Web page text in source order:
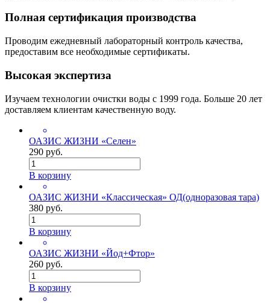
Полная сертификация производства
Проводим ежедневный лабораторный контроль качества,
предоставим все необходимые сертификаты.
Высокая экспертиза
Изучаем технологии очистки воды с 1999 года. Больше 20 лет
доставляем клиентам качественную воду.
ОАЗИС ЖИЗНИ «Селен»
290 руб.
В корзину
ОАЗИС ЖИЗНИ «Классическая» ОД(одноразовая тара)
380 руб.
В корзину
ОАЗИС ЖИЗНИ «Йод+Фтор»
260 руб.
В корзину